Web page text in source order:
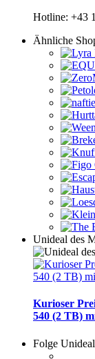
Hotline: +43
Ähnliche
Unideal des
Kurioser
540 (2 TB)
Folge Unideal